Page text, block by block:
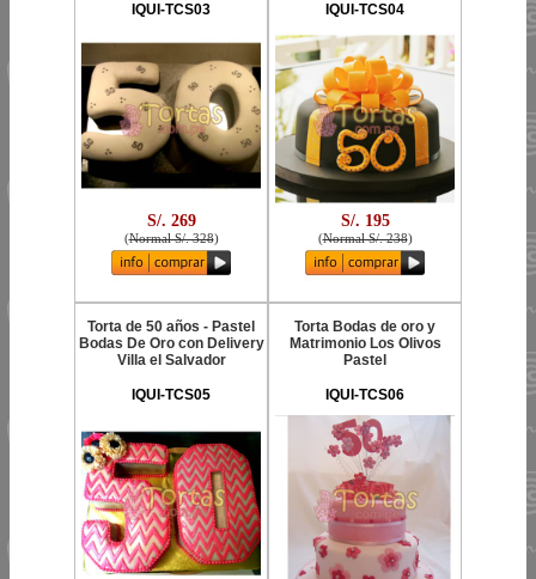
IQUI-TCS03
S/. 269
(Normal S/. 328)
IQUI-TCS04
S/. 195
(Normal S/. 238)
Torta de 50 años - Pastel
Bodas De Oro con Delivery
Villa el Salvador
IQUI-TCS05
Torta Bodas de oro y
Matrimonio Los Olivos
Pastel
IQUI-TCS06